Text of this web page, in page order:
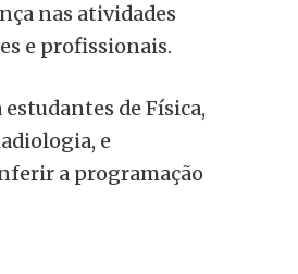
nas atividades
e profissionais.
de Física,
e
a programação